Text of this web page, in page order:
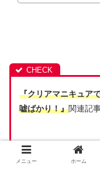
『クリアマニキュア
嘘ばかり！』関連記
・カラーバターを早
メニュー ホーム